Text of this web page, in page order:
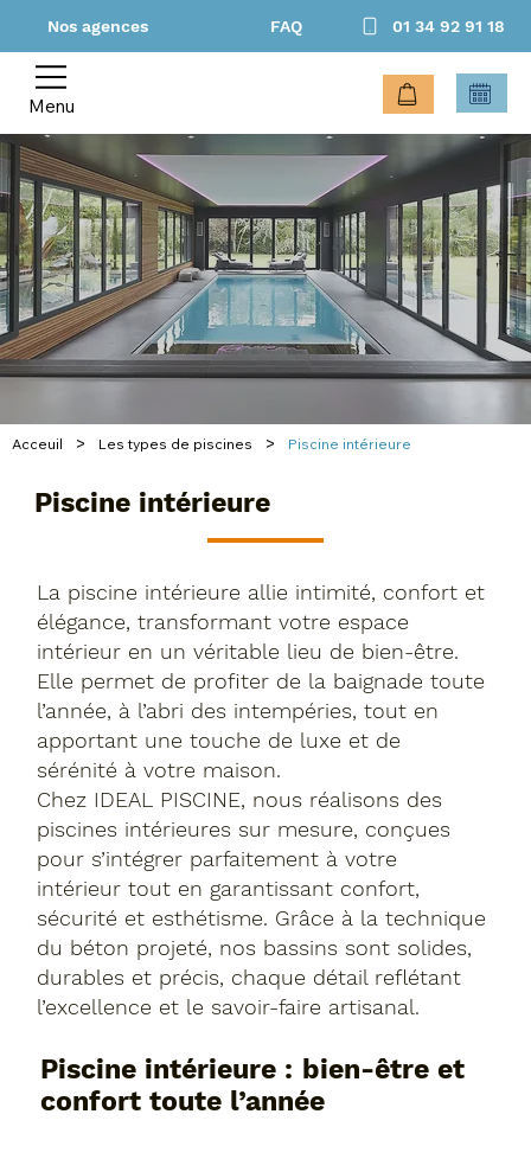
Nos agences FAQ 01 34 92 91 18
Menu
Acceuil > Les types de piscines > Piscine intérieure
Piscine intérieure
La piscine intérieure allie intimité, confort et
élégance, transformant votre espace
intérieur en un véritable lieu de bien-être.
Elle permet de profiter de la baignade toute
l’année, à l’abri des intempéries, tout en
apportant une touche de luxe et de
sérénité à votre maison.
Chez IDEAL PISCINE, nous réalisons des
piscines intérieures sur mesure, conçues
pour s’intégrer parfaitement à votre
intérieur tout en garantissant confort,
sécurité et esthétisme. Grâce à la technique
du béton projeté, nos bassins sont solides,
durables et précis, chaque détail reflétant
l’excellence et le savoir-faire artisanal.
Piscine intérieure : bien-être et
confort toute l’année